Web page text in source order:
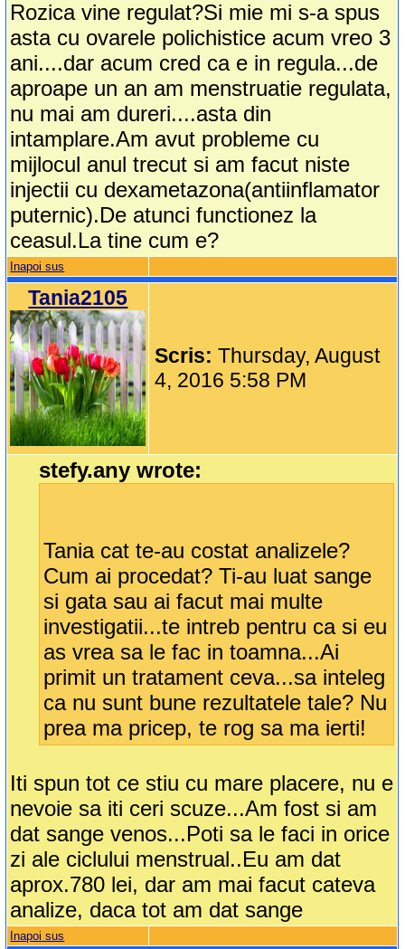
Rozica vine regulat?Si mie mi s-a spus
asta cu ovarele polichistice acum vreo 3
ani....dar acum cred ca e in regula...de
aproape un an am menstruatie regulata,
nu mai am dureri....asta din
intamplare.Am avut probleme cu
mijlocul anul trecut si am facut niste
injectii cu dexametazona(antiinflamator
puternic).De atunci functionez la
ceasul.La tine cum e?
Inapoi sus
Tania2105
Scris:Thursday, August
4, 2016 5:58 PM
stefy.any wrote:
Tania cat te-au costat analizele?
Cum ai procedat? Ti-au luat sange
si gata sau ai facut mai multe
investigatii...te intreb pentru ca si eu
as vrea sa le fac in toamna...Ai
primit un tratament ceva...sa inteleg
ca nu sunt bune rezultatele tale? Nu
prea ma pricep, te rog sa ma ierti!
Iti spun tot ce stiu cu mare placere, nu e
nevoie sa iti ceri scuze...Am fost si am
dat sange venos...Poti sa le faci in orice
zi ale ciclului menstrual..Eu am dat
aprox.780 lei, dar am mai facut cateva
analize, daca tot am dat sange
Inapoi sus